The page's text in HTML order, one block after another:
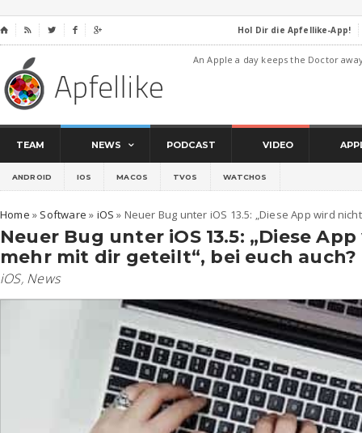
⌂     Hol Dir die Apfellike-App!
An Apple a day keeps the Doctor
TEAM NEWS PODCAST VIDEO
ANDROID IOS MACOS TVOS WATCHOS
Home » Software » iOS » Neuer Bug unter iOS 13.5: „Diese App wird
Neuer Bug unter iOS 13.5: „Diese
mehr mit dir geteilt“, bei euch auch?
iOS, News